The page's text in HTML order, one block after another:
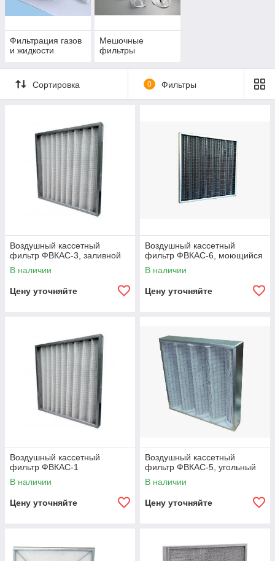
Фильтрация газов
и жидкости
Мешочные
фильтры
Сортировка 0 Фильтры
Воздушный кассетный
фильтр ФВКАС-3, заливной
В наличии
Цену уточняйте
Воздушный кассетный
фильтр ФВКАС-6, моющийся
В наличии
Цену уточняйте
Воздушный кассетный
фильтр ФВКАС-1
В наличии
Цену уточняйте
Воздушный кассетный
фильтр ФВКАС-5, угольный
В наличии
Цену уточняйте